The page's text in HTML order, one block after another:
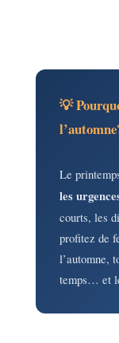
💡
Le
les
courts, les
profitez de
l’automne,
temps… et